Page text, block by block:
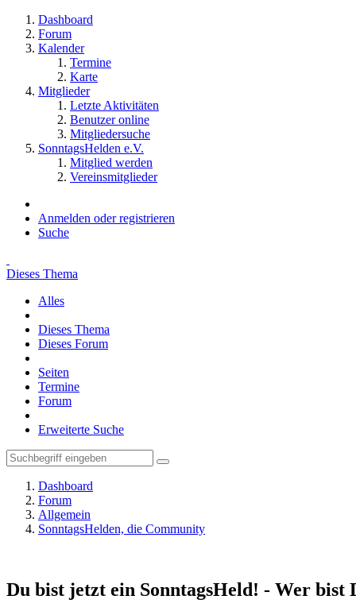
Dashboard
Forum
Kalender
Termine
Karte
Mitglieder
Letzte Aktivitäten
Benutzer online
Mitgliedersuche
SonntagsHelden e.V.
Mitglied werden
Vereinsmitglieder
Anmelden oder registrieren
Suche
Dieses Thema
Alles
Dieses Thema
Dieses Forum
Seiten
Termine
Forum
Erweiterte Suche
Dashboard
Forum
Allgemein
SonntagsHelden, die Community
Du bist jetzt ein SonntagsHeld! - Wer bist